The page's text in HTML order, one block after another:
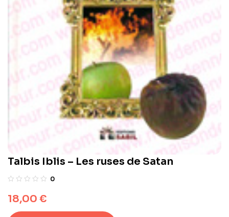
Talbis Iblis – Les ruses de Satan
0
18,00 €